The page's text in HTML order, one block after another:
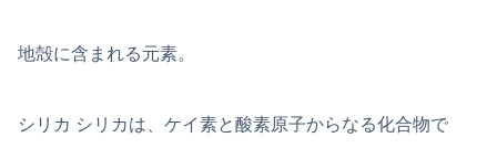
地殻に含まれる元素。
シリカ シリカは、ケイ素と酸素原子からなる化合物で